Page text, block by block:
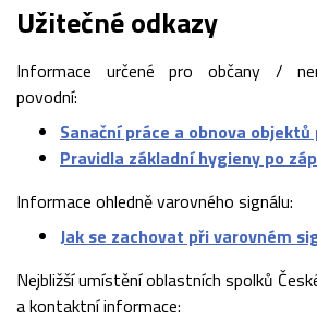
Užitečné odkazy
Informace určené pro občany /
povodní:
Sanační práce a obnova objektů
Pravidla základní hygieny po
Informace ohledně varovného signálu:
Jak se zachovat při varovném
Nejbližší umístění oblastních spolků
a kontaktní informace: